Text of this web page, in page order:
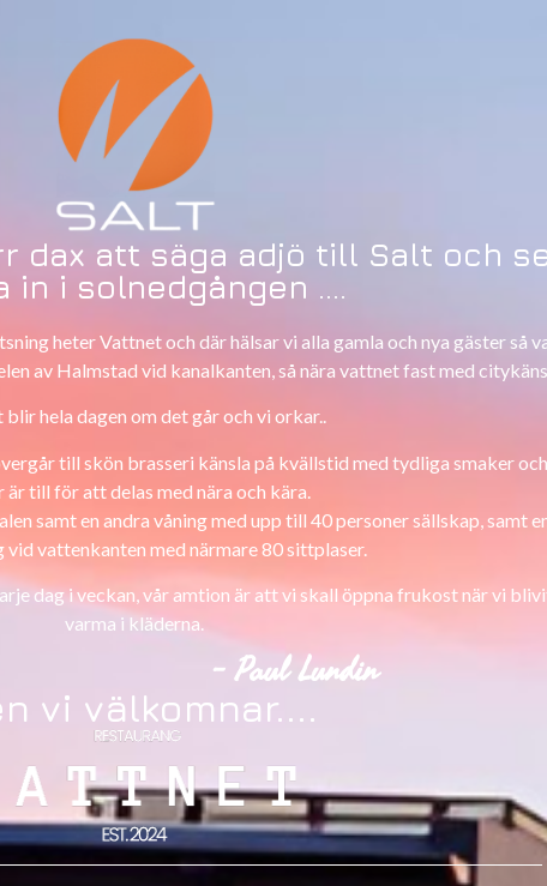
dax att säga adjö till Salt och
in i solnedgången ....
heter Vattnet och där hälsar vi alla gamla och nya gäster så
av Halmstad vid kanalkanten, så nära vattnet fast med
blir hela dagen om det går och vi orkar..
till skön brasseri känsla på kvällstid med tydliga smaker
är till för att delas med nära och kära.
samt en andra våning med upp till 40 personer sällskap, samt
vid vattenkanten med närmare 80 sittplaser.
dag i veckan, vår amtion är att vi skall öppna frukost när vi
varma i kläderna.
- Paul Lundin
vi välkomnar....